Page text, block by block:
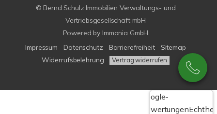
© Bernd Schulz Immobilien Verwaltungs- und
Vertriebsgesellschaft mbH
Powered by Immonia GmbH
Impressum
Datenschutz Barrierefreiheit
Sitemap
Widerrufsbelehrung
Vertrag widerrufen
Google-
Bewertungen